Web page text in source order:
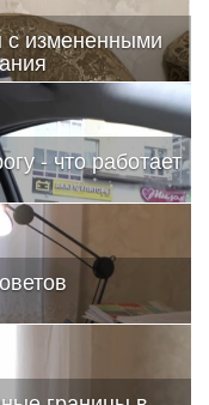
с измененными
- что работает